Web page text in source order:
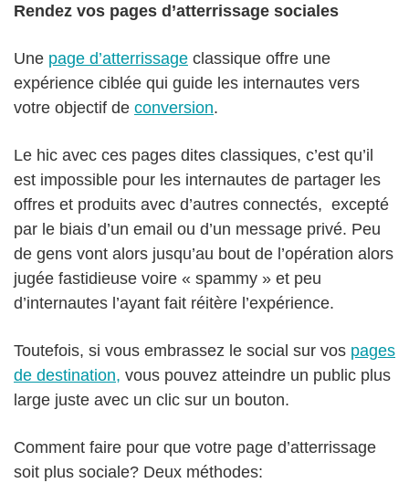
Rendez vos pages d’atterrissage sociales
Une page d’atterrissage classique offre une
expérience ciblée qui guide les internautes vers
votre objectif de conversion.
Le hic avec ces pages dites classiques, c’est qu’il
est impossible pour les internautes de partager les
offres et produits avec d’autres connectés, excepté
par le biais d’un email ou d’un message privé. Peu
de gens vont alors jusqu’au bout de l’opération alors
jugée fastidieuse voire « spammy » et peu
d’internautes l’ayant fait réitère l’expérience.
Toutefois, si vous embrassez le social sur vos pages
de destination, vous pouvez atteindre un public plus
large juste avec un clic sur un bouton.
Comment faire pour que votre page d’atterrissage
soit plus sociale? Deux méthodes: